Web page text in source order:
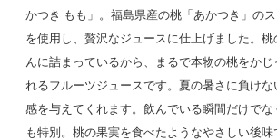
かつき もも」。福島県産の桃「あかつき」の
を使用し、贅沢なジュースに仕上げました。
んに詰まっているから、まるで本物の桃をか
れるフルーツジュースです。夏の暑さに負け
感を与えてくれます。飲んでいる瞬間だけでな
も特別。桃の果実を食べたようなやさしい後